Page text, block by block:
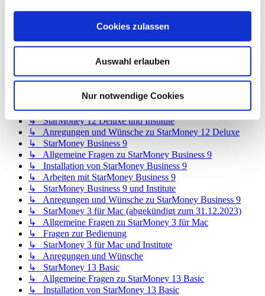
Cookies zulassen
Auswahl erlauben
Nur notwendige Cookies
↳ Installation von StarMoney 12 Basic
↳ Bedienung von StarMoney 12 Basic
↳ Anregungen und Wünsche zu StarMoney 12 Basic
↳ StarMoney 12 Deluxe
↳ Installation von StarMoney 12 Deluxe
↳ Bedienung von StarMoney 12 Deluxe
↳ StarMoney 12 Deluxe und Institute
↳ Anregungen und Wünsche zu StarMoney 12 Deluxe
↳ StarMoney Business 9
↳ Allgemeine Fragen zu StarMoney Business 9
↳ Installation von StarMoney Business 9
↳ Arbeiten mit StarMoney Business 9
↳ StarMoney Business 9 und Institute
↳ Anregungen und Wünsche zu StarMoney Business 9
↳ StarMoney 3 für Mac (abgekündigt zum 31.12.2023)
↳ Allgemeine Fragen zu StarMoney 3 für Mac
↳ Fragen zur Bedienung
↳ StarMoney 3 für Mac und Institute
↳ Anregungen und Wünsche
↳ StarMoney 13 Basic
↳ Allgemeine Fragen zu StarMoney 13 Basic
↳ Installation von StarMoney 13 Basic